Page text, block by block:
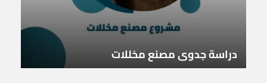
دراسة جدوى مصنع مخللات